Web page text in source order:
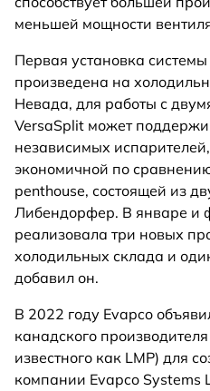
меньшей мощности
Первая установка
произведена на
Невада, для работы с
VersaSplit может
независимых
экономичной по
penthouse, состоящей из
Либендорфер. В январе и
реализовала три новых
холодильных склада и
добавил он.
В 2022 году Evapco
канадского
известного как LMP) для
компании Evapco Systems